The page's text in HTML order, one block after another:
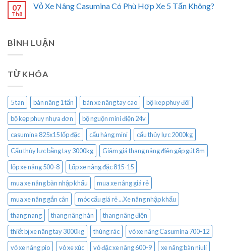
07
Th8
Vỏ Xe Nâng Casumina Có Phù Hợp Xe 5 Tấn Không?
BÌNH LUẬN
TỪ KHÓA
5 tan bàn nâng 1 tấn bán xe nâng tay cao
bộ kep phuy đôi
bộ kẹp phuy nhựa đơn
bộ nguộn mini điện 24v
casumina 825x15 lốp đặc
cẩu hàng mini
cẩu thủy lực 2000kg
Cẩu thủy lực bằng tay 3000kg
Giảm giá thang nâng điện gấp gút 8m
lốp xe nâng 500-8
Lốp xe nâng đặc 815-15
mua xe nâng bàn nhập khẩu
mua xe nâng giá rẻ
mua xe nâng gắn cân
móc cẩu giá rẻ ...Xe nâng nhập khẩu
thang nang
thang nâng hàn
thang nâng điện
thiết bị xe nâng tay 3000kg
thùng rác
vỏ xe nâng Casumina 700-12
vỏ xe nâng pio
vỏ xe xúc vỏ đặc xe nâng 600-9
xe nâng bàn niuli